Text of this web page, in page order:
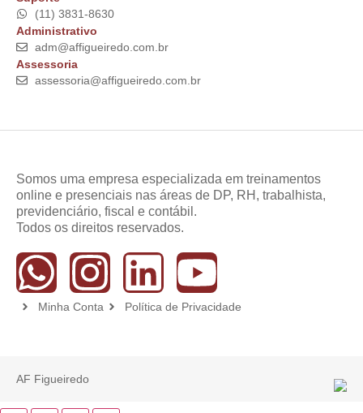
(11) 3831-8630
Administrativo
adm@affigueiredo.com.br
Assessoria
assessoria@affigueiredo.com.br
Somos uma empresa especializada em treinamentos
online e presenciais nas áreas de DP, RH, trabalhista,
previdenciário, fiscal e contábil.
Todos os direitos reservados.
Minha Conta Política de Privacidade
AF Figueiredo